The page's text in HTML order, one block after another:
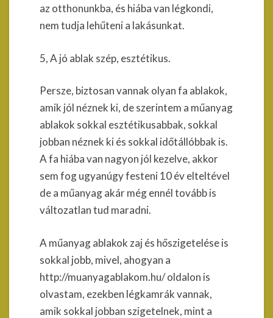
az otthonunkba, és hiába van légkondi,
nem tudja lehűteni a lakásunkat.
5, A jó ablak szép, esztétikus.
Persze, biztosan vannak olyan fa ablakok,
amik jól néznek ki, de szerintem a műanyag
ablakok sokkal esztétikusabbak, sokkal
jobban néznek ki és sokkal időtállóbbak is.
A fa hiába van nagyon jól kezelve, akkor
sem fog ugyanúgy festeni 10 év elteltével
de a műanyag akár még ennél tovább is
változatlan tud maradni.
A műanyag ablakok zaj és hőszigetelése is
sokkal jobb, mivel, ahogyan a
http://muanyagablakom.hu/ oldalon is
olvastam, ezekben légkamrák vannak,
amik sokkal jobban szigetelnek, mint a